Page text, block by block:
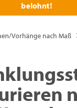
belohnt!
Vorhänge nach Maß